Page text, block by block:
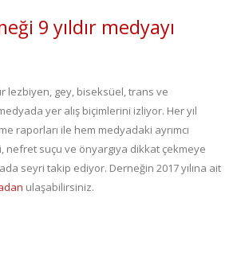
9 yıldır medyayı
lezbiyen, gey, biseksüel, trans ve
yer alış biçimlerini izliyor. Her yıl
raporları ile hem medyadaki ayrımcı
nefret suçu ve önyargıya dikkat çekmeye
seyri takip ediyor. Derneğin 2017 yılına ait
ulaşabilirsiniz.